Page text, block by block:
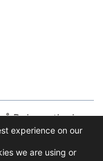
Dplays utbud
experience on our
we are using or